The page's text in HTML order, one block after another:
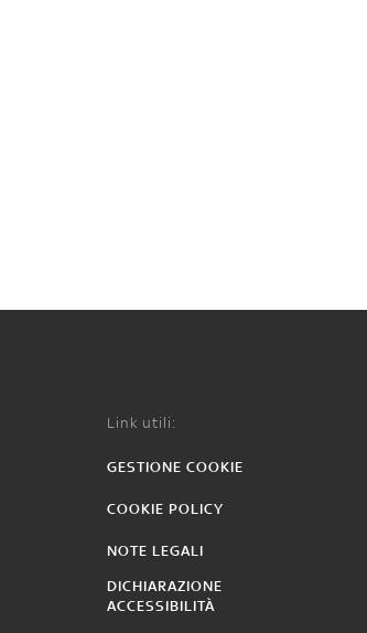
Link utili:
GESTIONE COOKIE
COOKIE POLICY
NOTE LEGALI
DICHIARAZIONE
ACCESSIBILITÀ